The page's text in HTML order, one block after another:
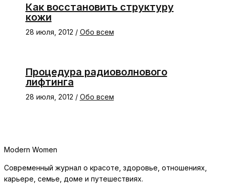
Как восстановить структуру
кожи
28 июля, 2012 / Обо всем
Процедура радиоволнового
лифтинга
28 июля, 2012 / Обо всем
Modern Women
Современный журнал о красоте, здоровье, отношениях,
карьере, семье, доме и путешествиях.